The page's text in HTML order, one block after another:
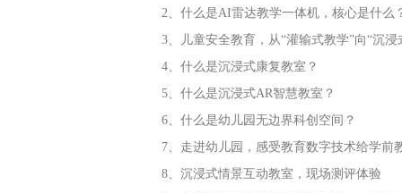
2、什么是AI雷达教学一体机，核心是什么
3、儿童安全教育，从“灌输式教学”向“沉浸
4、什么是沉浸式康复教室？
5、什么是沉浸式AR智慧教室？
6、什么是幼儿园无边界科创空间？
7、走进幼儿园，感受教育数字技术给学前
8、沉浸式情景互动教室，现场测评体验